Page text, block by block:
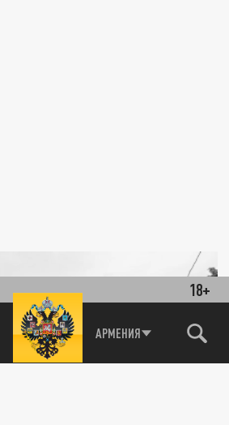
18+
АРМЕНИЯ
похитил 66